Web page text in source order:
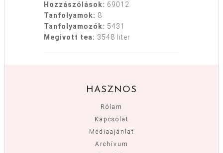
Hozzászólások: 69012
Tanfolyamok: 8
Tanfolyamozók: 5431
Megivott tea: 3548 liter
HASZNOS
Rólam
Kapcsolat
Médiaajánlat
Archívum